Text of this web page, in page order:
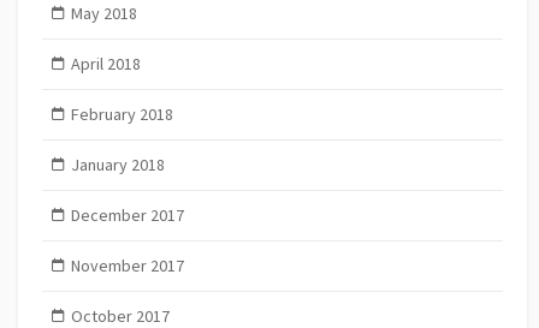
May 2018
April 2018
February 2018
January 2018
December 2017
November 2017
October 2017